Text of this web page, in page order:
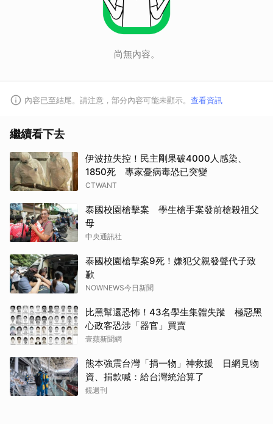
尚無內容。
內容已至結尾。請注意，部分內容可能未顯示。 查看資訊
繼續看下去
伊波拉失控！民主剛果破4000人感染、
1850死 專家憂病毒恐已突變
CTWANT
泰國校園槍擊案 學生槍手案發前槍殺祖父
母
中央通訊社
泰國校園槍擊案9死！嫌犯父親發聲代子致
歉
NOWNEWS今日新聞
比黑幫還恐怖！43名學生集體失蹤 極惡黑
心政客恐涉「器官」買賣
壹蘋新聞網
熊本強震台灣「捐一物」神救援 日網見物
資、捐款喊：給台灣統治算了
鏡週刊